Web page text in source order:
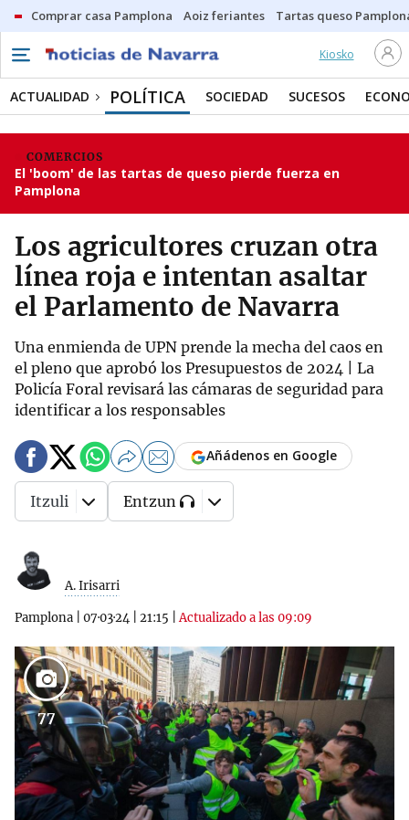
Comprar casa Pamplona Aoiz feriantes Tartas queso
Kiosko
ACTUALIDAD POLÍTICA SOCIEDAD SUCESOS
COMERCIOS
El 'boom' de las tartas de queso pierde fuerza en
Pamplona
Los agricultores cruzan otra
línea roja e intentan asaltar
el Parlamento de Navarra
Una enmienda de UPN prende la mecha del caos en
el pleno que aprobó los Presupuestos de 2024 | La
Policía Foral revisará las cámaras de seguridad para
identificar a los responsables
A. Irisarri
Pamplona 07·03·24 21:15 |Actualizado a las 09:09
Añádenos en Google
Itzuli Entzun
77